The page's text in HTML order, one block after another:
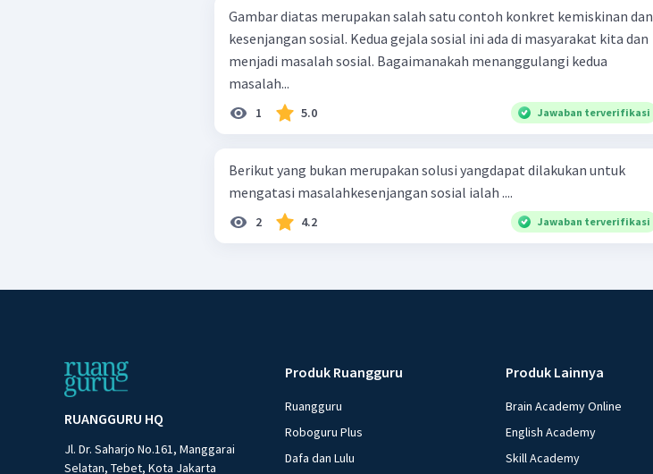
Gambar diatas merupakan salah satu contoh konkret kemiskinan dan
kesenjangan sosial. Kedua gejala sosial ini ada di masyarakat kita dan
menjadi masalah sosial. Bagaimanakah menanggulangi kedua
masalah...
1 5.0 Jawaban terverifikasi
Berikut yang bukan merupakan solusi yangdapat dilakukan untuk
mengatasi masalahkesenjangan sosial ialah ....
2 4.2 Jawaban terverifikasi
RUANGGURU HQ
Jl. Dr. Saharjo No.161, Manggarai
Selatan, Tebet, Kota Jakarta
Produk Ruangguru
Ruangguru
Roboguru Plus
Dafa dan Lulu
Produk Lainnya
Brain Academy Online
English Academy
Skill Academy